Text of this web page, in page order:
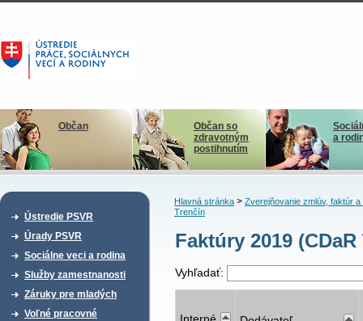
Občan
Občan so
zdravotným
postihnutím
a
Ústredie PSVR
Úrady PSVR
Sociálne veci a rodina
Služby zamestnanosti
Záruky pre mladých
Voľné pracovné
Hlavná stránka> Zverejňovanie zmlúv, faktúr a
Trenčín
Faktúry 2019
Vyhľadať: